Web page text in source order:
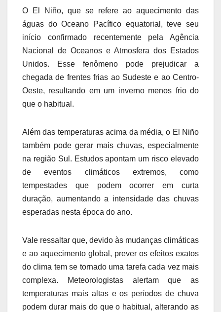
O El Niño, que se refere ao aquecimento das
águas do Oceano Pacífico equatorial, teve seu
início confirmado recentemente pela Agência
Nacional de Oceanos e Atmosfera dos Estados
Unidos. Esse fenômeno pode prejudicar a
chegada de frentes frias ao Sudeste e ao Centro-
Oeste, resultando em um inverno menos frio do
que o habitual.
Além das temperaturas acima da média, o El Niño
também pode gerar mais chuvas, especialmente
na região Sul. Estudos apontam um risco elevado
de eventos climáticos extremos, como
tempestades que podem ocorrer em curta
duração, aumentando a intensidade das chuvas
esperadas nesta época do ano.
Vale ressaltar que, devido às mudanças climáticas
e ao aquecimento global, prever os efeitos exatos
do clima tem se tornado uma tarefa cada vez mais
complexa. Meteorologistas alertam que as
temperaturas mais altas e os períodos de chuva
podem durar mais do que o habitual, alterando as